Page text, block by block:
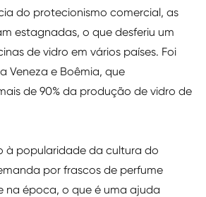
do protecionismo comercial, as
estagnadas, o que desferiu um
de vidro em vários países. Foi
Veneza e Boêmia, que
de 90% da produção de vidro de
à popularidade da cultura do
por frascos de perfume
na época, o que é uma ajuda